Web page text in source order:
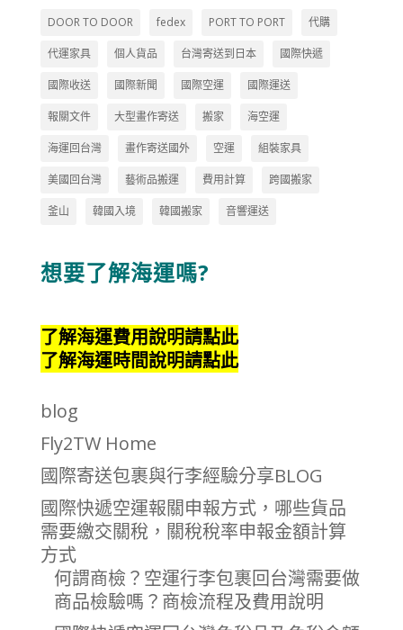
DOOR TO DOOR fedex PORT TO PORT 代購
代運家具 個人貨品 台灣寄送到日本 國際快遞
國際收送 國際新聞 國際空運 國際運送
報關文件 大型畫作寄送 搬家 海空運
海運回台灣 畫作寄送國外 空運 組裝家具
美國回台灣 藝術品搬運 費用計算 跨國搬家
釜山 韓國入境 韓國搬家 音響運送
想要了解海運嗎?
了解海運費用說明請點此
了解海運時間說明請點此
blog
Fly2TW Home
國際寄送包裹與行李經驗分享BLOG
國際快遞空運報關申報方式，哪些貨品
需要繳交關稅，關稅稅率申報金額計算
方式
何謂商檢？空運行李包裹回台灣需要做
商品檢驗嗎？商檢流程及費用說明